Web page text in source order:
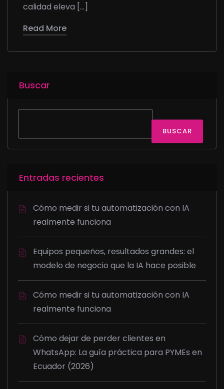
calidad eleva […]
Read More
Buscar
BUSCAR
Entradas recientes
Cómo medir si tu automatización con IA
realmente funciona
Equipos pequeños, resultados grandes: el
modelo de negocio que la IA hace posible
Cómo medir si tu automatización con IA
realmente funciona
Cómo dejar de perder clientes en
WhatsApp: La guía práctica para PYMEs en
Ecuador (2026)